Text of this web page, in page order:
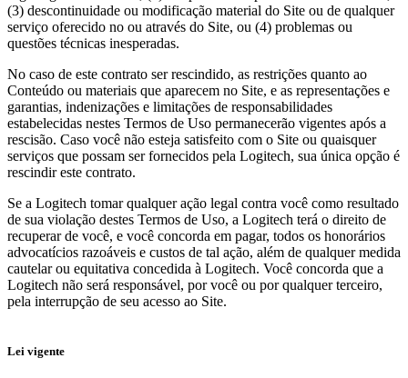
(3) descontinuidade ou modificação material do Site ou de qualquer
serviço oferecido no ou através do Site, ou (4) problemas ou
questões técnicas inesperadas.
No caso de este contrato ser rescindido, as restrições quanto ao
Conteúdo ou materiais que aparecem no Site, e as representações e
garantias, indenizações e limitações de responsabilidades
estabelecidas nestes Termos de Uso permanecerão vigentes após a
rescisão. Caso você não esteja satisfeito com o Site ou quaisquer
serviços que possam ser fornecidos pela Logitech, sua única opção é
rescindir este contrato.
Se a Logitech tomar qualquer ação legal contra você como resultado
de sua violação destes Termos de Uso, a Logitech terá o direito de
recuperar de você, e você concorda em pagar, todos os honorários
advocatícios razoáveis e custos de tal ação, além de qualquer medida
cautelar ou equitativa concedida à Logitech. Você concorda que a
Logitech não será responsável, por você ou por qualquer terceiro,
pela interrupção de seu acesso ao Site.
Lei vigente